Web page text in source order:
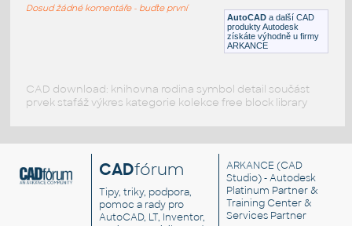
on a separate layer
AutoCAD a další CAD
produkty Autodesk
získáte výhodně u firmy
ARKANCE
Dosud žádné komentáře - buďte první
CAD download: knihovna rodina symbol detail součást
prvek stafáž výkres kategorie kolekce free block library
CADfórum
Tipy, triky, podpora,
pomoc a rady pro
AutoCAD, LT, Inventor,
ARKANCE (CAD
Studio) - Autodesk
Platinum Partner &
Training Center &
Services Partner